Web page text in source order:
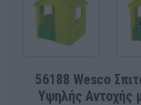
56188 Wesco
Υψηλής Αντοχής